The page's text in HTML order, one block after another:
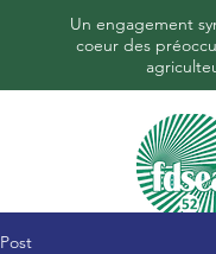
Un engagement
coeur des
Post